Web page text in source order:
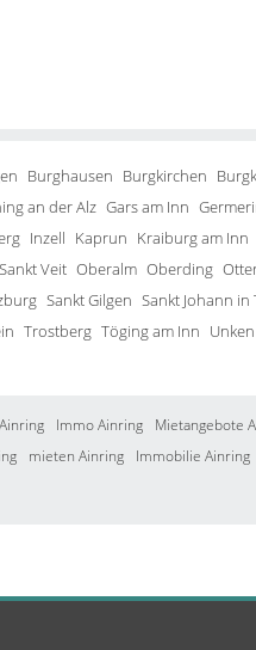
Burghausen Burgkirchen
an der Alz Gars am Inn
Inzell Kaprun Kraiburg am Inn
Veit Oberalm Oberding
Sankt Gilgen Sankt Johann in
Trostberg Töging am Inn Unken
Immo Ainring Mietangebote
mieten Ainring Immobilie Ainring